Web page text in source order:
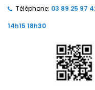
Téléphone: 03 89 25 97
14h15 18h30